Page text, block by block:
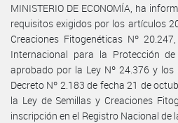
MINISTERIO DE ECONOMÍA, ha
requisitos exigidos por los artículos
Creaciones Fitogenéticas Nº
Internacional para la Protección de
aprobado por la Ley Nº 24.376 y
Decreto Nº 2.183 de fecha 21 de
la Ley de Semillas y Creaciones
inscripción en el Registro Nacional de